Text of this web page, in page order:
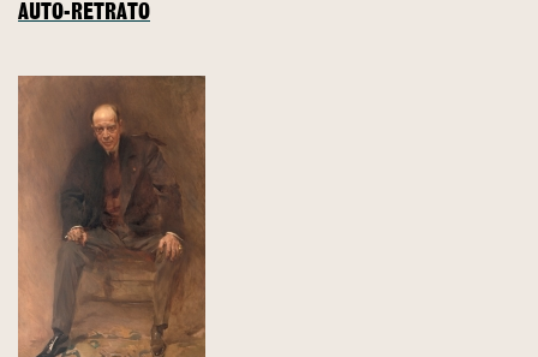
AUTO-RETRATO